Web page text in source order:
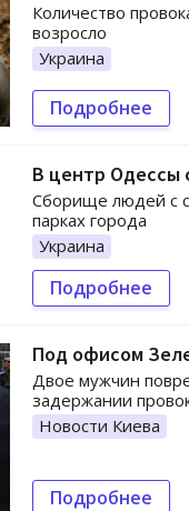
Количество
возросло
Украина
Подробнее
В центр Одессы
Сборище людей с
парках города
Украина
Подробнее
Под офисом
Двое мужчин
задержании
Новости Киева
Подробнее